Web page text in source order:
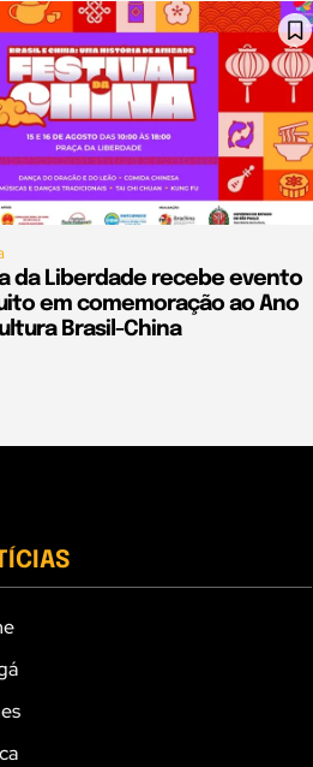
da Liberdade recebe evento
em comemoração ao Ano
Brasil-China